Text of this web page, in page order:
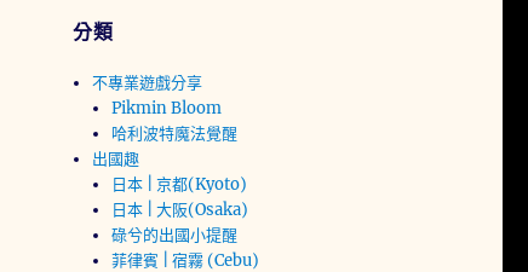
分類
不專業遊戲分享
Pikmin Bloom
哈利波特魔法覺醒
出國趣
日本 | 京都(Kyoto)
日本 | 大阪(Osaka)
碌兮的出國小提醒
菲律賓 | 宿霧 (Cebu)